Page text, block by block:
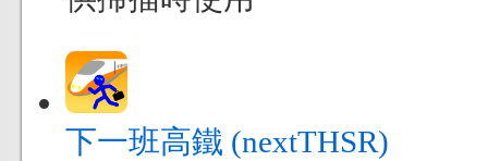
下一班高鐵 (nextTHSR)